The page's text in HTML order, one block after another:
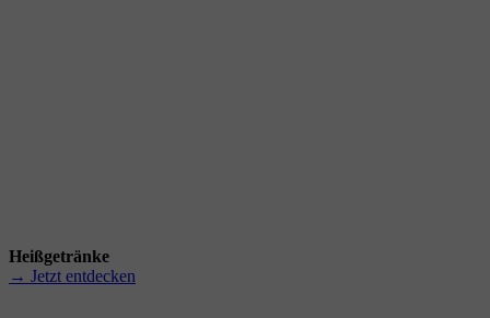
Heißgetränke
→ Jetzt entdecken